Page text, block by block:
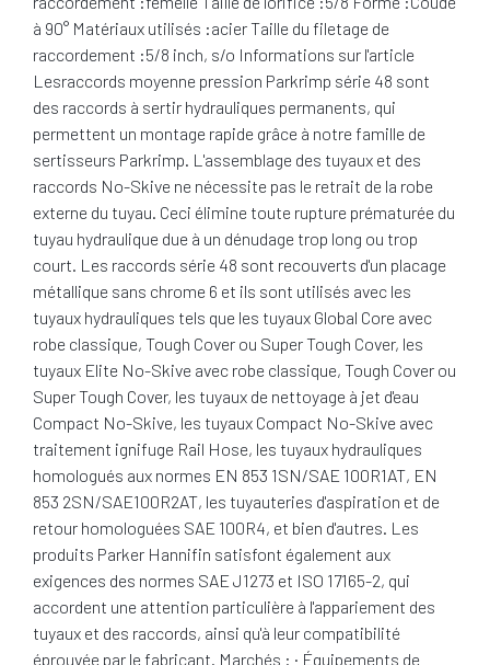
à 90° Matériaux utilisés :acier Taille du filetage de
raccordement :5/8 inch, s/o Informations sur l'article
Lesraccords moyenne pression Parkrimp série 48 sont
des raccords à sertir hydrauliques permanents, qui
permettent un montage rapide grâce à notre famille de
sertisseurs Parkrimp. L'assemblage des tuyaux et des
raccords No-Skive ne nécessite pas le retrait de la robe
externe du tuyau. Ceci élimine toute rupture prématurée du
tuyau hydraulique due à un dénudage trop long ou trop
court. Les raccords série 48 sont recouverts d'un placage
métallique sans chrome 6 et ils sont utilisés avec les
tuyaux hydrauliques tels que les tuyaux Global Core avec
robe classique, Tough Cover ou Super Tough Cover, les
tuyaux Elite No-Skive avec robe classique, Tough Cover ou
Super Tough Cover, les tuyaux de nettoyage à jet d'eau
Compact No-Skive, les tuyaux Compact No-Skive avec
traitement ignifuge Rail Hose, les tuyaux hydrauliques
homologués aux normes EN 853 1SN/SAE 100R1AT, EN
853 2SN/SAE100R2AT, les tuyauteries d'aspiration et de
retour homologuées SAE 100R4, et bien d'autres. Les
produits Parker Hannifin satisfont également aux
exigences des normes SAE J1273 et ISO 17165-2, qui
accordent une attention particulière à l'appariement des
tuyaux et des raccords, ainsi qu'à leur compatibilité
éprouvée par le fabricant. Marchés : · Équipements de